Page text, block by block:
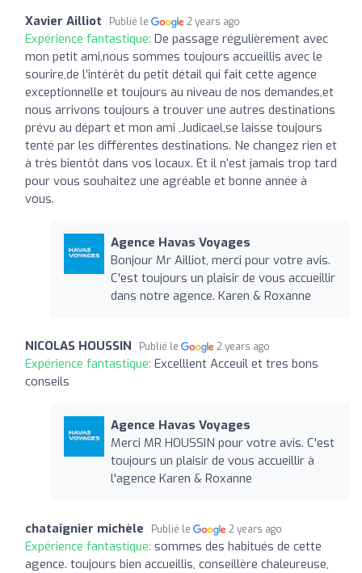
Xavier Ailliot Publié le 2 years ago
Expérience fantastique: De passage régulièrement avec
mon petit ami,nous sommes toujours accueillis avec le
sourire,de l’intérêt du petit détail qui fait cette agence
exceptionnelle et toujours au niveau de nos demandes,et
nous arrivons toujours à trouver une autres destinations
prévu au départ et mon ami ,Judicael,se laisse toujours
tenté par les différentes destinations. Ne changez rien et
à très bientôt dans vos locaux. Et il n’est jamais trop tard
pour vous souhaitez une agréable et bonne année à
vous.
Agence Havas Voyages
Bonjour Mr Ailliot, merci pour votre avis.
C'est toujours un plaisir de vous accueillir
dans notre agence. Karen & Roxanne
NICOLAS HOUSSIN Publié le 2 years ago
Expérience fantastique: Excelllent Acceuil et tres bons
conseils
Agence Havas Voyages
Merci MR HOUSSIN pour votre avis. C'est
toujours un plaisir de vous accueillir à
l'agence Karen & Roxanne
chataignier michèle Publié le 2 years ago
Expérience fantastique: sommes des habitués de cette
agence. toujours bien accueillis, conseillère chaleureuse,